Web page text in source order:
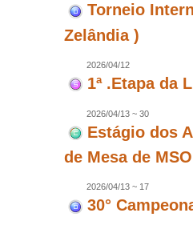
Torneio
Zelândia )
2026/04/12
1ª .Etapa da
2026/04/13 ~ 30
Estágio dos
de Mesa de
2026/04/13 ~ 17
30°